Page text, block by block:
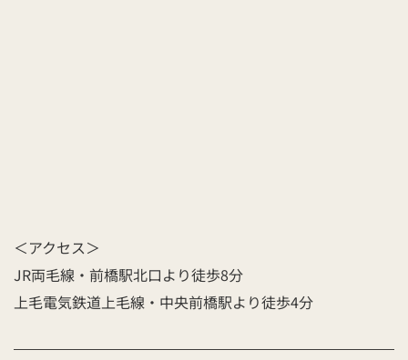
＜アクセス＞
JR両毛線・前橋駅北口より徒歩8分
上毛電気鉄道上毛線・中央前橋駅より徒歩4分